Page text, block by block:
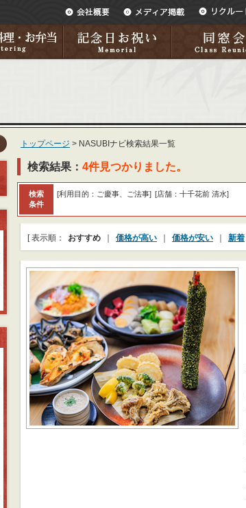
トップページ > NASUBIナビ検索結果一覧
検索結果： 4件見つかりました。
検索
条件
[利用目的：ご慶事、ご法事] [店舗：十千花前 清水]
[ 表示順： おすすめ 価格が高い 価格が安い 新着